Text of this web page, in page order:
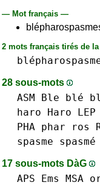
— Mot français —
2 mots français tirés de
28 sous-mots
ASM Ble blé
haro Haro
LEP
PHA phar ros
spasme spasmé
17 sous-mots DàG
APS Ems MSA